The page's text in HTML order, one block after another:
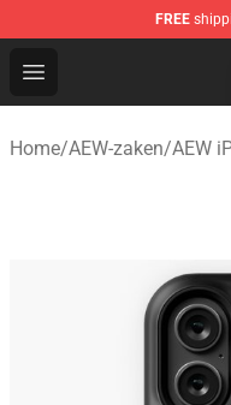
FREE
Open menu
Aew Shop ⚡️
Home/AEW-zaken/AEW